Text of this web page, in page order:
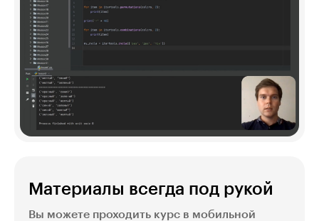
Материалы всегда под рукой
Вы можете проходить курс в мобильной